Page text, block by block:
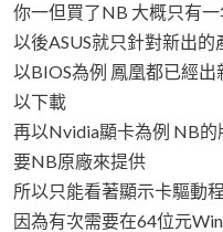
你一但買了NB 大概只有
以後ASUS就只針對新出
以BIOS為例 鳳凰都已經出
以下載
再以Nvidia顯卡為例 NB的
要NB原廠來提供
所以只能看著顯示卡驅動
因為有次需要在64位元